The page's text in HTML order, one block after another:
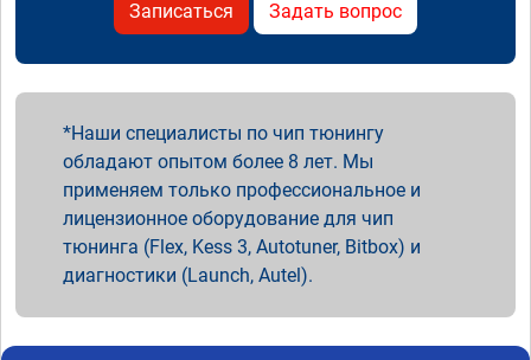
Записаться Задать вопрос
Наши специалисты по чип тюнингу
обладают опытом более 8 лет. Мы
применяем только профессиональное и
лицензионное оборудование для чип
тюнинга (Flex, Kess 3, Autotuner, Bitbox) и
диагностики (Launch, Autel).